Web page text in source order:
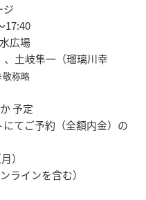
ジ
17:40
広場
、土岐隼一（瑠璃川幸
称略
予定
てご予約（全額内金）の
）
ラインを含む）